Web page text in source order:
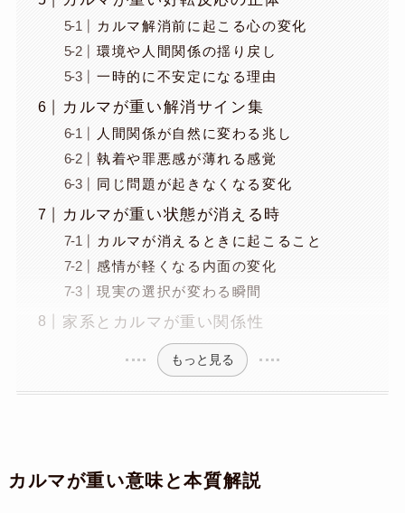
カルマ解消前に起こる心の変化
環境や人間関係の揺り戻し
一時的に不安定になる理由
カルマが重い解消サイン集
人間関係が自然に変わる兆し
執着や罪悪感が薄れる感覚
同じ問題が起きなくなる変化
カルマが重い状態が消える時
カルマが消えるときに起こること
感情が軽くなる内面の変化
現実の選択が変わる瞬間
家系とカルマが重い関係性
もっと見る
カルマが重い意味と本質解説